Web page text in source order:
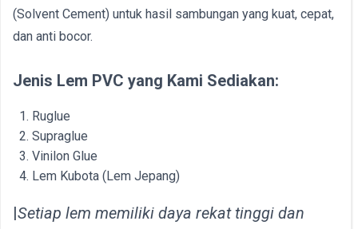
(Solvent Cement) untuk hasil sambungan yang kuat, cepat,
dan anti bocor.
Jenis Lem PVC yang Kami Sediakan:
Ruglue
Supraglue
Vinilon Glue
Lem Kubota (Lem Jepang)
|Setiap lem memiliki daya rekat tinggi dan